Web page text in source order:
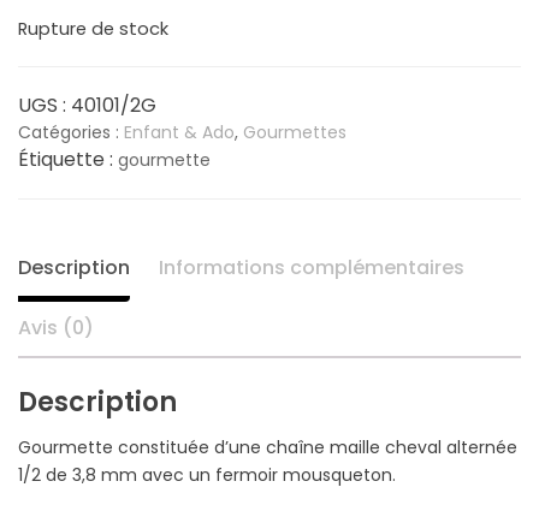
initial
était :
20,60 €.
Rupture de stock
UGS : 40101/2G
Catégories : Enfant & Ado, Gourmettes
Étiquette : gourmette
Description Informations complémentaires
Avis (0)
Description
Gourmette constituée d’une chaîne maille cheval alternée
1/2 de 3,8 mm avec un fermoir mousqueton.